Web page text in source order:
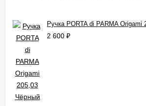
Ручка PORTA di PARMA Origami
2 600 ₽